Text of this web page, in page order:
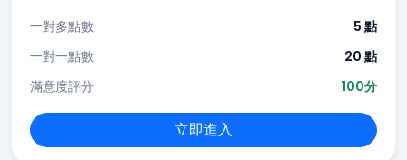
一對多點數
5 點
一對一點數
20 點
滿意度評分
100分
立即進入